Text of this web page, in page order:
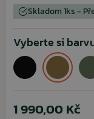
Skladom 1ks -
Vyberte si
1 990,00 Kč